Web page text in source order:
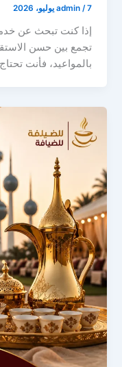
admin /7 يوليو، 2026
إذا كنت تبحث عن
تجمع بين حسن
بالمواعيد، فأنت